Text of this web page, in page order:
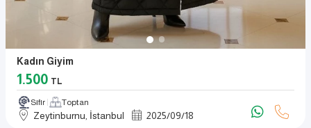
Kadın Giyim
1.500 TL
Sıfır Toptan
Zeytinburnu, İstanbul 2025/09/18